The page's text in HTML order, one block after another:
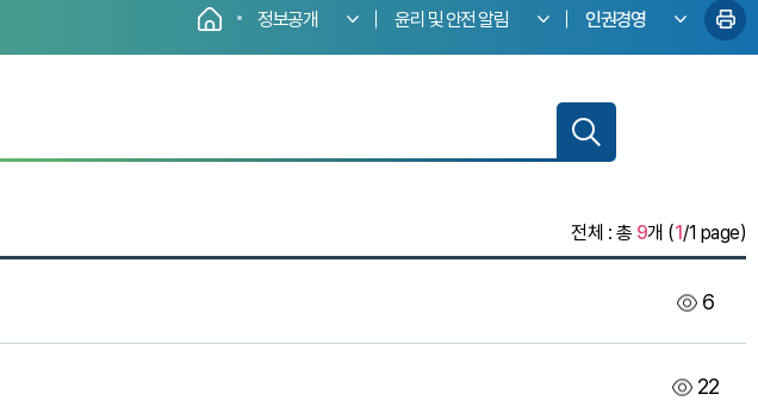
정보공개 윤리 및 안전 알림 인권경영
전체 : 총 9개 (1/1 page)
6
22